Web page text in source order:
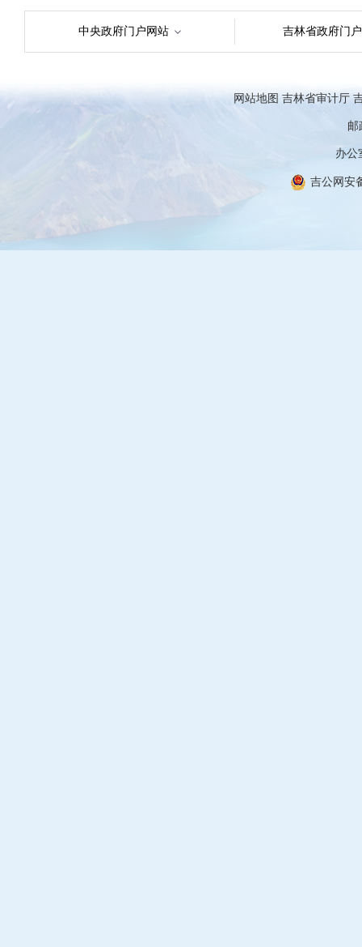
中央政府门户网站 吉林省政府门
网站地图 吉林省审计厅
邮
办公
吉公网安